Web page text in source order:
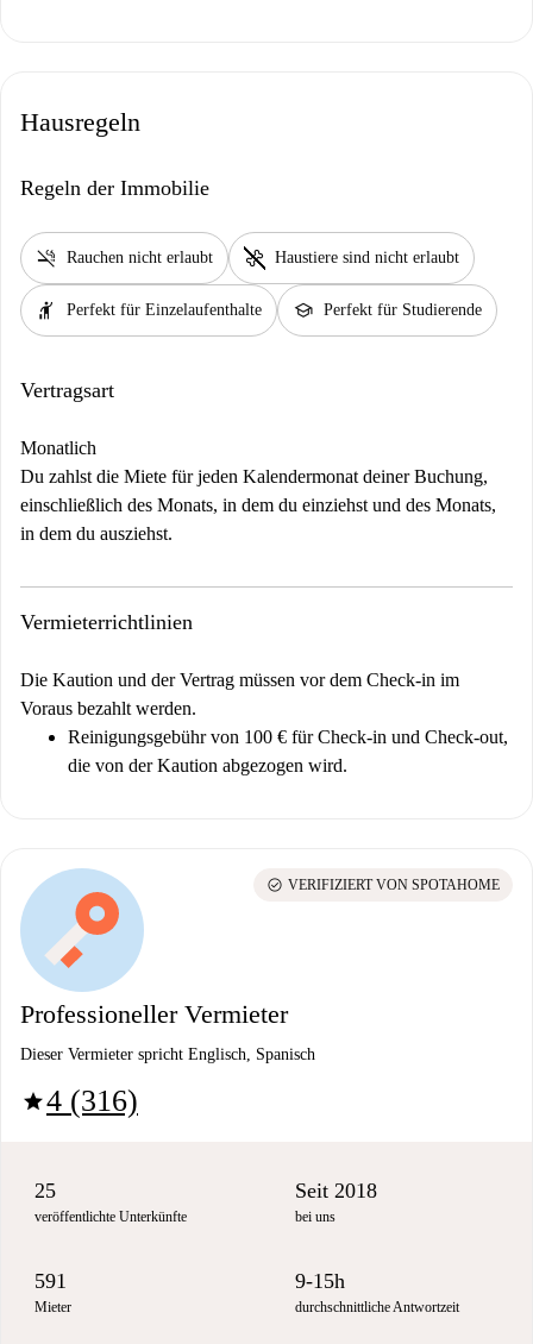
Hausregeln
Regeln der Immobilie
smoke_free Rauchen nicht erlaubt pet_supplies Haustiere sind nicht erlaubt
hail Perfekt für Einzelaufenthalte school Perfekt für Studierende
Vertragsart
Monatlich
Du zahlst die Miete für jeden Kalendermonat deiner Buchung,
einschließlich des Monats, in dem du einziehst und des Monats,
in dem du ausziehst.
Vermieterrichtlinien
Die Kaution und der Vertrag müssen vor dem Check-in im
Voraus bezahlt werden.
Reinigungsgebühr von 100 € für Check-in und Check-out,
die von der Kaution abgezogen wird.
Professioneller Vermieter
Dieser Vermieter spricht Englisch, Spanisch
star4 (316)
check_circle VERIFIZIERT VON SPOTAHOME
25
veröffentlichte Unterkünfte
Seit 2018
bei uns
591
Mieter
9-15h
durchschnittliche Antwortzeit